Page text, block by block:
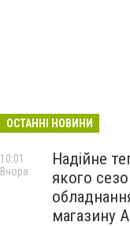
ОСТАННІ НОВИНИ
Надійне
якого
магазину
10:01
Вчора